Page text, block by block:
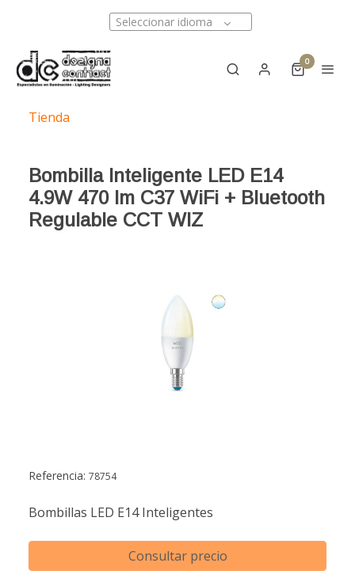
Seleccionar idioma
0
Tienda
Bombilla Inteligente LED E14
4.9W 470 lm C37 WiFi + Bluetooth
Regulable CCT WIZ
Referencia: 78754
Bombillas LED E14 Inteligentes
Consultar precio